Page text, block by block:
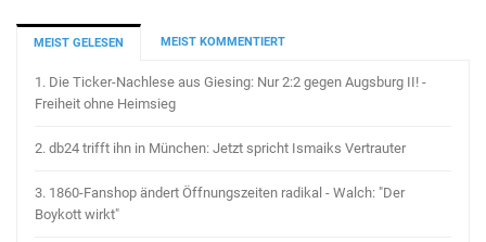
MEIST GELESEN MEIST KOMMENTIERT
1. Die Ticker-Nachlese aus Giesing: Nur 2:2 gegen Augsburg II! -
Freiheit ohne Heimsieg
2. db24 trifft ihn in München: Jetzt spricht Ismaiks Vertrauter
3. 1860-Fanshop ändert Öffnungszeiten radikal - Walch: "Der
Boykott wirkt"